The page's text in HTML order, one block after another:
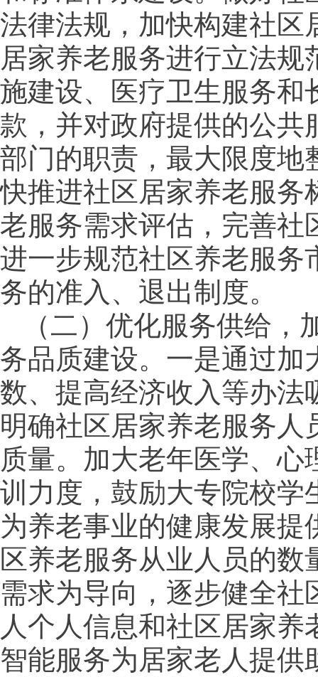
法律法规，加快构建社区
居家养老服务进行立法
施建设、医疗卫生服务和
款，并对政府提供的公共
部门的职责，最大限度地
快推进社区居家养老服务
老服务需求评估，完善社
进一步规范社区养老服务
务的准入、退出制度。
（二）优化服务供给
务品质建设。一是通过加
数、提高经济收入等办法
明确社区居家养老服务
质量。加大老年医学、
训力度，鼓励大专院校学
为养老事业的健康发展
区养老服务从业人员的
需求为导向，逐步健全
人个人信息和社区居家
智能服务为居家老人提